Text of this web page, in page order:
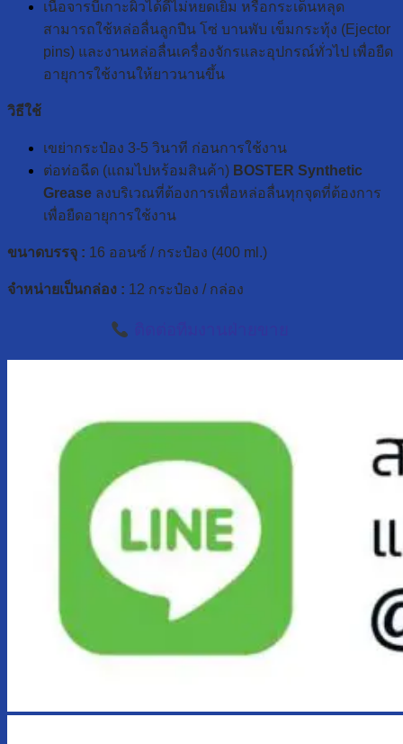
เนื้อจารบีเกาะผิวได้ดีไม่หยดเยิ้ม หรือกระเด็นหลุด
สามารถใช้หล่อลื่นลูกปืน โซ่ บานพับ เข็มกระทุ้ง (Ejector
pins) และงานหล่อลื่นเครื่องจักรและอุปกรณ์ทั่วไป เพื่อยืด
อายุการใช้งานให้ยาวนานขึ้น
วิธีใช้
เขย่ากระป๋อง 3-5 วินาที ก่อนการใช้งาน
ต่อท่อฉีด (แถมไปหร้อมสินค้า) BOSTER Synthetic
Grease ลงบริเวณที่ต้องการเพื่อหล่อลื่นทุกจุดที่ต้องการ
เพื่อยืดอายุการใช้งาน
ขนาดบรรจุ : 16 ออนซ์ / กระป๋อง (400 ml.)
จำหน่ายเป็นกล่อง : 12 กระป๋อง / กล่อง